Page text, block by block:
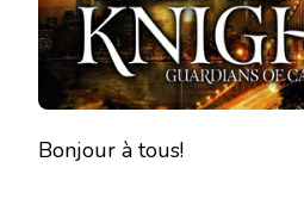
Bonjour à tous!